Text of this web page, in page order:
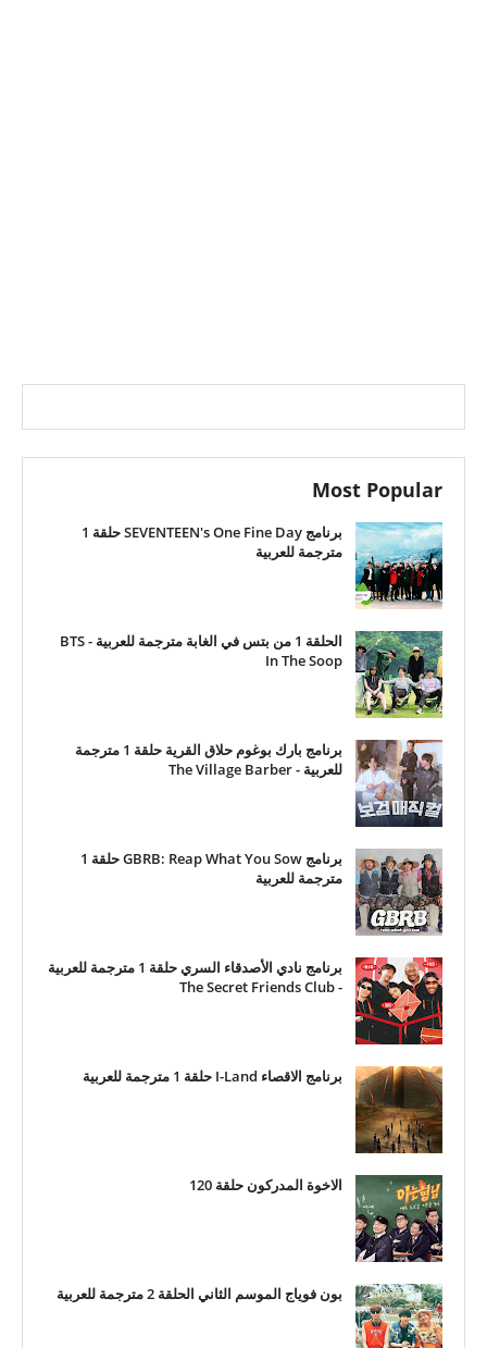
Most Popular
برنامج SEVENTEEN's One Fine Day حلقة 1
مترجمة للعربية
الحلقة 1 من بتس في الغابة مترجمة للعربية - BTS
In The Soop
برنامج بارك بوغوم حلاق القرية حلقة 1 مترجمة
للعربية - The Village Barber
برنامج GBRB: Reap What You Sow حلقة 1
مترجمة للعربية
برنامج نادي الأصدقاء السري حلقة 1 مترجمة للعربية
- The Secret Friends Club
برنامج الاقصاء I-Land حلقة 1 مترجمة للعربية
الاخوة المدركون حلقة 120
بون فوياج الموسم الثاني الحلقة 2 مترجمة للعربية